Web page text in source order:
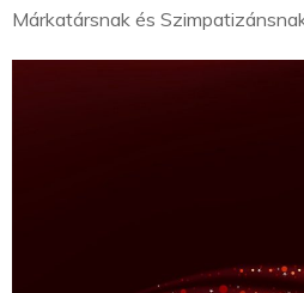
Márkatársnak és